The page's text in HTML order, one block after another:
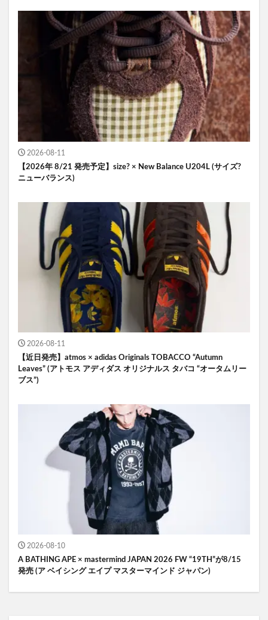
2026-08-11
【2026年 8/21 発売予定】size? × New Balance U204L (サイズ?
ニューバランス)
2026-08-11
【近日発売】atmos × adidas Originals TOBACCO “Autumn
Leaves” (アトモス アディダス オリジナルス タバコ “オータムリー
ブス”)
2026-08-10
A BATHING APE × mastermind JAPAN 2026 FW “19TH”が8/15
発売 (ア ベイシング エイプ マスターマインド ジャパン)